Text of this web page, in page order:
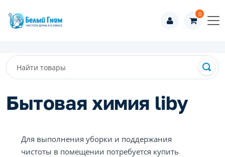
0
Бытовая химия liby
Для выполнения уборки и поддержания
чистоты в помещении потребуется купить